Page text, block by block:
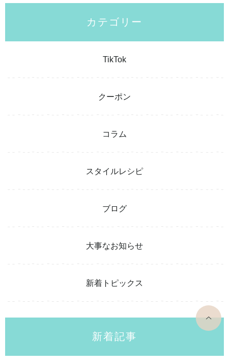
カテゴリー
TikTok
クーポン
コラム
スタイルレシピ
ブログ
大事なお知らせ
新着トピックス
新着記事
top